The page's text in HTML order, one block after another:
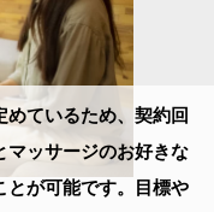
めているため、契約回
マッサージのお好きな
が可能です。
目標や